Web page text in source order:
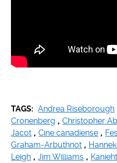
TAGS: Andrea Riseborough
Cronenberg , Christopher
Jacot , Cine canadiense ,
Graham-Arbuthnot ,
Leigh , Jim Williams ,